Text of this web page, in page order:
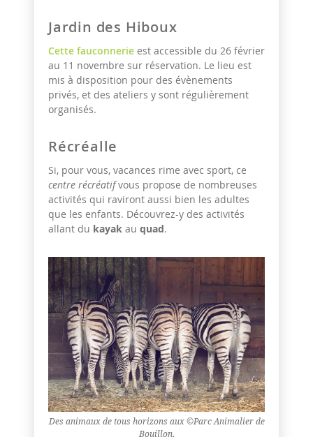
Jardin des Hiboux
Cette fauconnerie est accessible du 26 février
au 11 novembre sur réservation. Le lieu est
mis à disposition pour des évènements
privés, et des ateliers y sont régulièrement
organisés.
Récréalle
Si, pour vous, vacances rime avec sport, ce
centre récréatifvous propose de nombreuses
activités qui raviront aussi bien les adultes
que les enfants. Découvrez-y des activités
allant du kayak au quad.
Des animaux de tous horizons aux ©Parc Animalier de
Bouillon.